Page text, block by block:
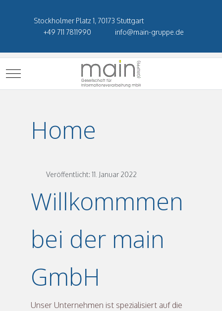
Stockholmer Platz 1, 70173 Stuttgart
+49 711 7811990
info@main-gruppe.de
Mobile Menu Toggle
Home
Veröffentlicht: 11. Januar 2022
Willkommmen
bei der main
GmbH
Unser Unternehmen ist spezialisiert auf die